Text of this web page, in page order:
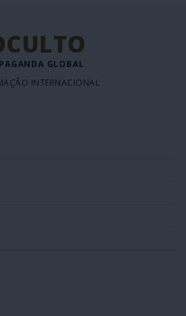
GLOBAL
INTERNACIONAL